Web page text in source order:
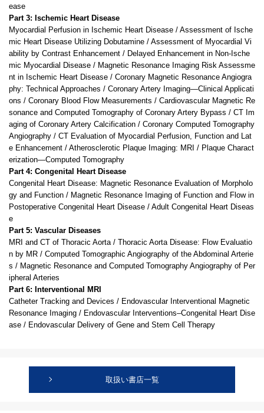
ease
Part 3: Ischemic Heart Disease
Myocardial Perfusion in Ischemic Heart Disease / Assessment of Ische
mic Heart Disease Utilizing Dobutamine / Assessment of Myocardial Vi
ability by Contrast Enhancement / Delayed Enhancement in Non-Ische
mic Myocardial Disease / Magnetic Resonance Imaging Risk Assessme
nt in Ischemic Heart Disease / Coronary Magnetic Resonance Angiogra
phy: Technical Approaches / Coronary Artery Imaging—Clinical Applicati
ons / Coronary Blood Flow Measurements / Cardiovascular Magnetic Re
sonance and Computed Tomography of Coronary Artery Bypass / CT Im
aging of Coronary Artery Calcification / Coronary Computed Tomography
Angiography / CT Evaluation of Myocardial Perfusion, Function and Lat
e Enhancement / Atherosclerotic Plaque Imaging: MRI / Plaque Charact
erization—Computed Tomography
Part 4: Congenital Heart Disease
Congenital Heart Disease: Magnetic Resonance Evaluation of Morpholo
gy and Function / Magnetic Resonance Imaging of Function and Flow in
Postoperative Congenital Heart Disease / Adult Congenital Heart Diseas
e
Part 5: Vascular Diseases
MRI and CT of Thoracic Aorta / Thoracic Aorta Disease: Flow Evaluatio
n by MR / Computed Tomographic Angiography of the Abdominal Arterie
s / Magnetic Resonance and Computed Tomography Angiography of Per
ipheral Arteries
Part 6: Interventional MRI
Catheter Tracking and Devices / Endovascular Interventional Magnetic
Resonance Imaging / Endovascular Interventions–Congenital Heart Dise
ase / Endovascular Delivery of Gene and Stem Cell Therapy
取扱い書店一覧